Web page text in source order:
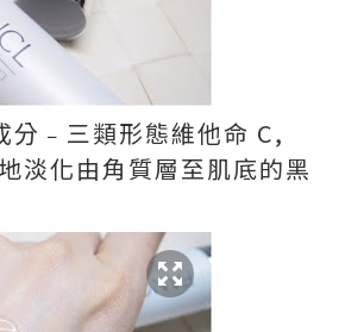
分﹣三類形態維他命 C,
淡化由角質層至肌底的黑